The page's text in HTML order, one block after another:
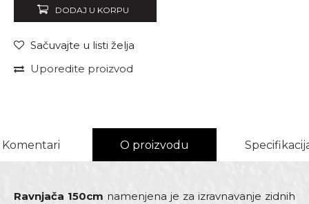
DODAJ U KORPU
Sačuvajte u listi želja
Uporedite proizvod
Komentari O proizvodu
Ravnjača 150cm namenjena je za izravnavanje zidnih